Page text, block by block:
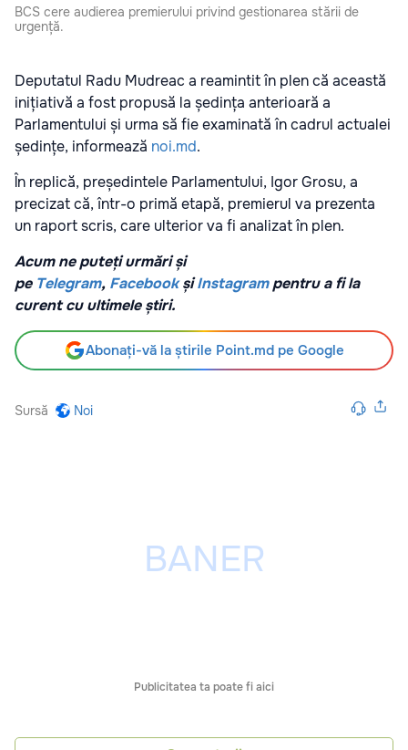
BCS cere audierea premierului privind gestionarea stării de
urgență.
Deputatul Radu Mudreac a reamintit în plen că această
inițiativă a fost propusă la ședința anterioară a
Parlamentului și urma să fie examinată în cadrul actualei
ședințe, informează noi.md.
În replică, președintele Parlamentului, Igor Grosu, a
precizat că, într-o primă etapă, premierul va prezenta
un raport scris, care ulterior va fi analizat în plen.
Acum ne puteți urmări și
pe Telegram, Facebook șiInstagrampentru a fi la
curent cu ultimele știri.
Abonați-vă la știrile Point.md pe Google
Sursă Noi
Publicitatea ta poate fi aici